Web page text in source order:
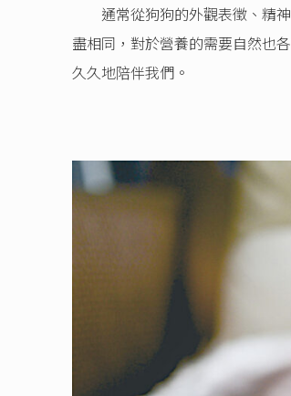
通常從狗狗的外觀表徵、精神
盡相同，對於營養的需要自然也
久久地陪伴我們。